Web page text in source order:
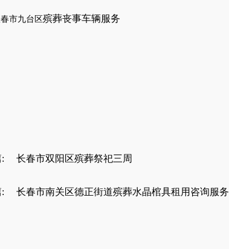
市九台区殡葬丧事车辆服务
长春市双阳区殡葬祭祀三周
长春市南关区德正街道殡葬水晶棺具租用咨询服务